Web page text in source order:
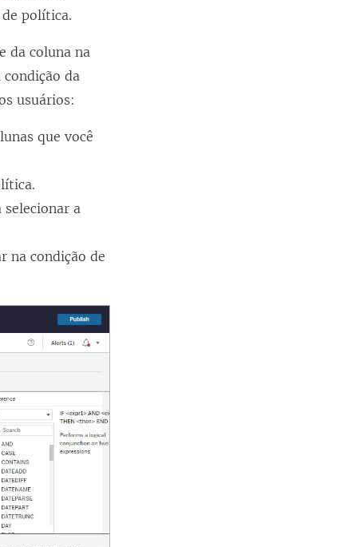
política.
da coluna na
da
usuários:
que você
selecionar a
na condição de